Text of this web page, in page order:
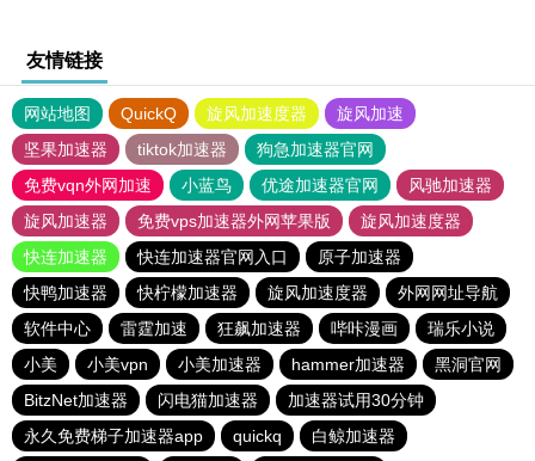
友情链接
网站地图 QuickQ 旋风加速度器
旋风加速
坚果加速器
tiktok加速器
狗急加速器官网
免费vqn外网加速
小蓝鸟 优途加速器官网
风驰加速器
旋风加速器
免费vps加速器外网苹果版
旋风加速度器
快连加速器
快连加速器官网入口
原子加速器
快鸭加速器
快柠檬加速器 旋风加速度器
外网网址导航
软件中心
雷霆加速 狂飙加速器 哔咔漫画
瑞乐小说
小美
小美vpn 小美加速器 hammer加速器
黑洞官网
BitzNet加速器
闪电猫加速器
加速器试用30分钟
永久免费梯子加速器app
quickq
白鲸加速器